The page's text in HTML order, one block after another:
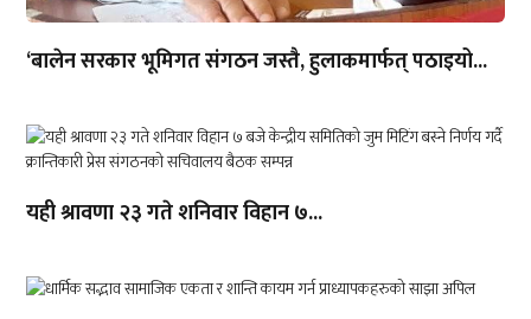
‘बालेन सरकार भूमिगत संगठन जस्तै, हुलाकमार्फत् पठाइयो...
यही श्रावणा २३ गते शनिवार विहान ७...